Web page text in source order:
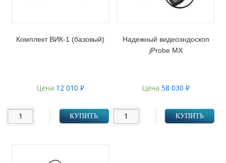
Комплект ВИК-1 (базовый)
Цена 12 010 Р
КУПИТЬ
Надежный видеоэндоскоп
jProbe MX
Цена58 030Р
КУПИТЬ